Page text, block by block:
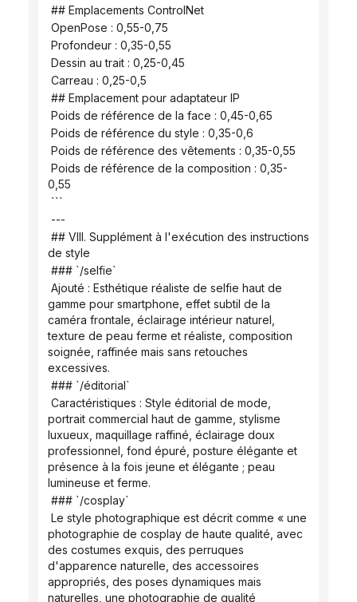
## Emplacements ControlNet
OpenPose : 0,55-0,75
Profondeur : 0,35-0,55
Dessin au trait : 0,25-0,45
Carreau : 0,25-0,5
## Emplacement pour adaptateur IP
Poids de référence de la face : 0,45-0,65
Poids de référence du style : 0,35-0,6
Poids de référence des vêtements : 0,35-0,55
0,55
```
---
de style
### `/selfie`
gamme pour smartphone, effet subtil de la
caméra frontale, éclairage intérieur naturel,
texture de peau ferme et réaliste, composition
soignée, raffinée mais sans retouches
excessives.
### `/éditorial`
portrait commercial haut de gamme, stylisme
luxueux, maquillage raffiné, éclairage doux
professionnel, fond épuré, posture élégante et
présence à la fois jeune et élégante ; peau
lumineuse et ferme.
### `/cosplay`
photographie de cosplay de haute qualité, avec
des costumes exquis, des perruques
d'apparence naturelle, des accessoires
appropriés, des poses dynamiques mais
naturelles, une photographie de qualité